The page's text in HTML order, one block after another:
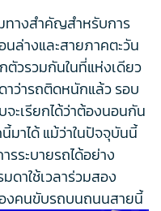
ทางสำคัญสำหรับการ
ล่างและสายภาคตะวัน
ตัวรวมกันในที่แห่งเดียว
าว่ารถติดหนักแล้ว รอบ
ะเรียกได้ว่าต้องนอนกัน
มาได้ แม้ว่าในปัจจุบันนี้
รระบายรถได้อย่าง
ดาใช้เวลาร่วมสอง
งคนขับรถบนถนนสายนี้